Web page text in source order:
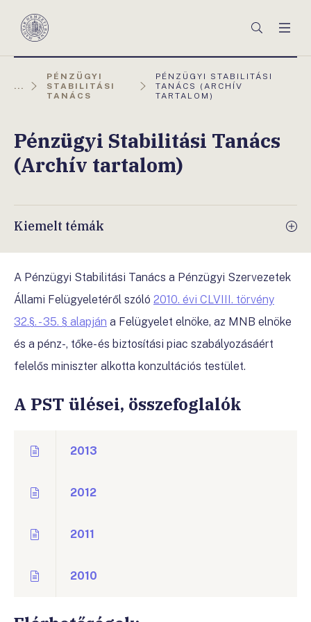
Magyar
Keresés
...
PÉNZÜGYI
STABILITÁSI
TANÁCS
AKTUÁLIS
OLDAL:
PÉNZÜGYI STABILITÁSI
TANÁCS (ARCHÍV
TARTALOM)
Pénzügyi Stabilitási Tanács
(Archív tartalom)
Kiemelt témák
A Pénzügyi Stabilitási Tanács a Pénzügyi Szervezetek
Állami Felügyeletéről szóló 2010. évi CLVIII. törvény
32.§. - 35. § alapján a Felügyelet elnöke, az MNB elnöke
és a pénz-, tőke- és biztosítási piac szabályozásáért
felelős miniszter alkotta konzultációs testület.
A PST ülései, összefoglalók
2013
2012
2011
2010